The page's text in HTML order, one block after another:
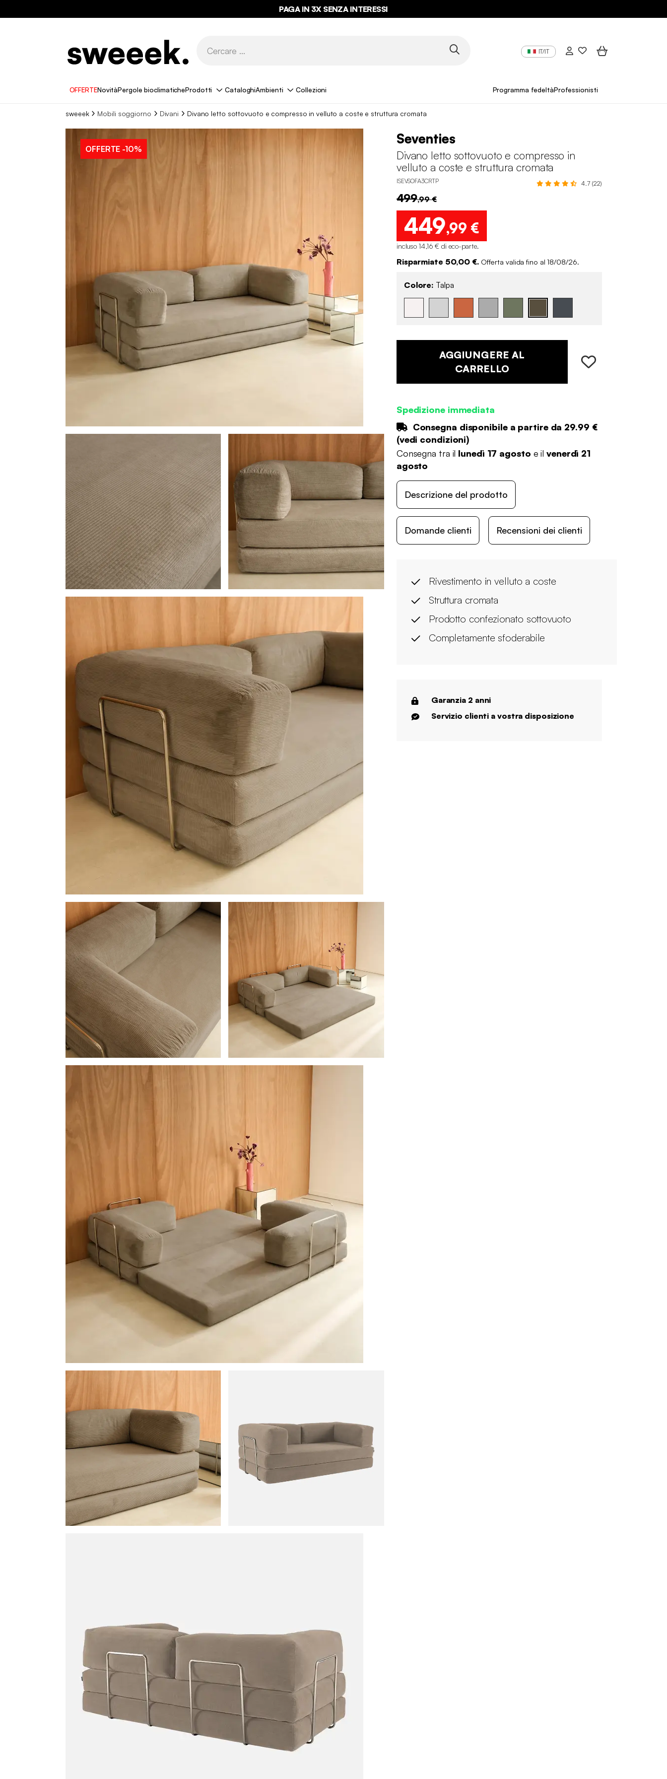
PAGA IN 3X SENZA INTERESSI
IT/IT
OFFERTENovitàPergole bioclimaticheProdotti CataloghiAmbienti Collezioni Programma fedeltàProfessionisti
sweeek Mobili soggiorno Divani Divano letto sottovuoto e compresso in velluto a coste e struttura cromata
OFFERTE -10%
Seventies
Divano letto sottovuoto e compresso in
velluto a coste e struttura cromata
ISEVSOFA3CRTP 4.7 (22)
499,99 €
449,99 €
incluso 14,16 € di eco-parte.
Risparmiate 50,00 €. Offerta valida fino al 18/08/26.
Colore: Talpa
AGGIUNGERE AL
CARRELLO
Spedizione immediata
Consegna disponibile a partire da 29.99 €
(vedi condizioni)
Consegna tra il lunedì 17 agosto e ilvenerdì 21
agosto
Descrizione del prodotto
Domande clienti Recensioni dei clienti
Rivestimento in velluto a coste
Struttura cromata
Prodotto confezionato sottovuoto
Completamente sfoderabile
Garanzia 2 anni
Servizio clienti a vostra disposizione